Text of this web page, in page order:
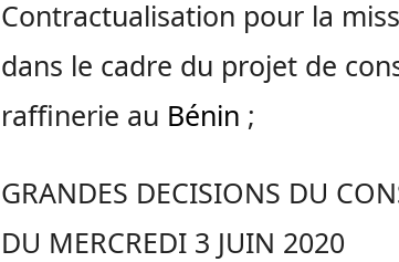
Contractualisation pour la
dans le cadre du projet de
raffinerie au Bénin ;
GRANDES DECISIONS DU
DU MERCREDI 3 JUIN 2020